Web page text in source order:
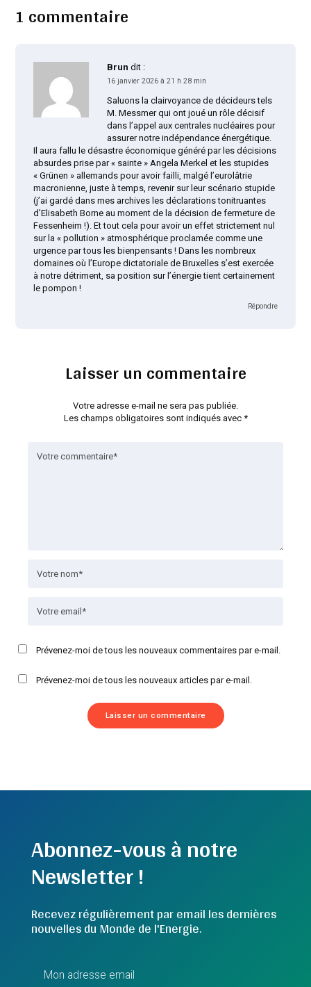
1 commentaire
Brun dit :
16 janvier 2026 à 21 h 28 min
Saluons la clairvoyance de décideurs tels
M. Messmer qui ont joué un rôle décisif
dans l’appel aux centrales nucléaires pour
assurer notre indépendance énergétique.
Il aura fallu le désastre économique généré par les décisions
absurdes prise par « sainte » Angela Merkel et les stupides
« Grünen » allemands pour avoir failli, malgé l’eurolâtrie
macronienne, juste à temps, revenir sur leur scénario stupide
(j’ai gardé dans mes archives les déclarations tonitruantes
d’Elisabeth Borne au moment de la décision de fermeture de
Fessenheim !). Et tout cela pour avoir un effet strictement nul
sur la « pollution » atmosphérique proclamée comme une
urgence par tous les bienpensants ! Dans les nombreux
domaines où l’Europe dictatoriale de Bruxelles s’est exercée
à notre détriment, sa position sur l’énergie tient certainement
le pompon !
Répondre
Laisser un commentaire
Votre adresse e-mail ne sera pas publiée.
Les champs obligatoires sont indiqués avec *
Prévenez-moi de tous les nouveaux commentaires par e-mail.
Prévenez-moi de tous les nouveaux articles par e-mail.
Abonnez-vous à notre
Newsletter !
Recevez régulièrement par email les dernières
nouvelles du Monde de l'Energie.